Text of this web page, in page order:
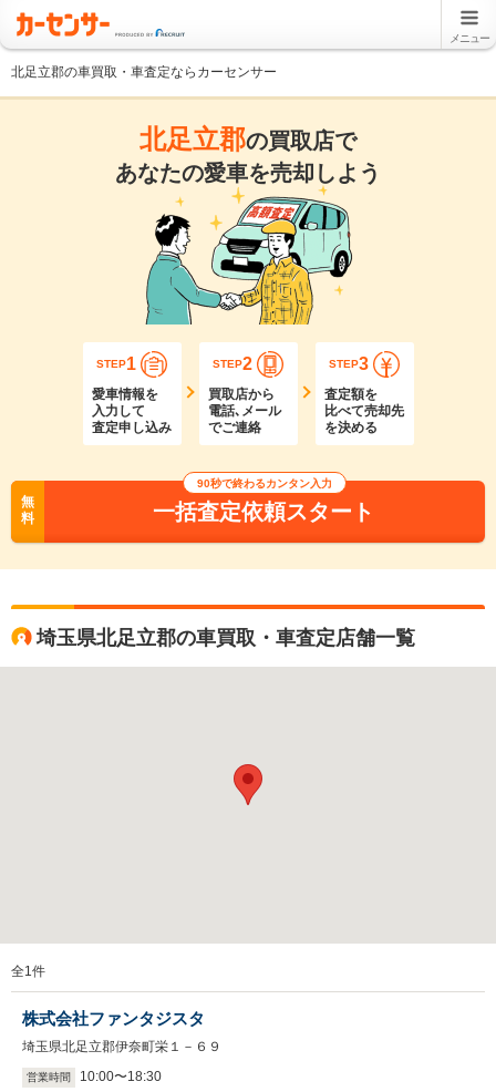
メニュー
北足立郡の車買取・車査定ならカーセンサー
北足立郡の買取店で
あなたの愛車を売却しよう
STEP1
愛車情報を
入力して
査定申し込み
STEP2
買取店から
電話､メール
でご連絡
STEP3
査定額を
比べて売却先
を決める
90秒で終わるカンタン入力
無
料
一括査定依頼スタート
埼玉県北足立郡の車買取・車査定店舗一覧
全1件
株式会社ファンタジスタ
埼玉県北足立郡伊奈町栄１－６９
営業時間 10:00〜18:30